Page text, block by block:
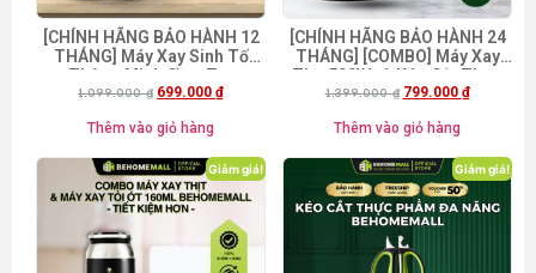
[CHÍNH HÃNG BẢO HÀNH 12
THÁNG] Máy Xay Sinh Tố
Thông Minh Cầm Tay
BehomeMall BH-8689 [Mã
1.099.000₫ 699.000 ₫
Thêm vào giỏ hàng
[CHÍNH HÃNG BẢO HÀNH 24
THÁNG] [COMBO] Máy Xay
Thịt 500W và Kéo Cắt Thực
Phẩm Đa Năng
đánh ruốc giá chỉ 49k] [Mã
1.399.000₫ 799.000 ₫
Thêm vào giỏ hàng
Giảm giá! Giảm giá!